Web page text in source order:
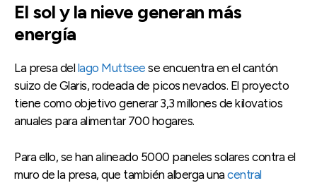
El sol y la nieve generan más
energía
La presa dellago Muttsee se encuentra en el cantón
suizo de Glaris, rodeada de picos nevados. El proyecto
tiene como objetivo generar 3,3 millones de kilovatios
anuales para alimentar 700 hogares.
Para ello, se han alineado 5000 paneles solares contra el
muro de la presa, que también alberga unacentral